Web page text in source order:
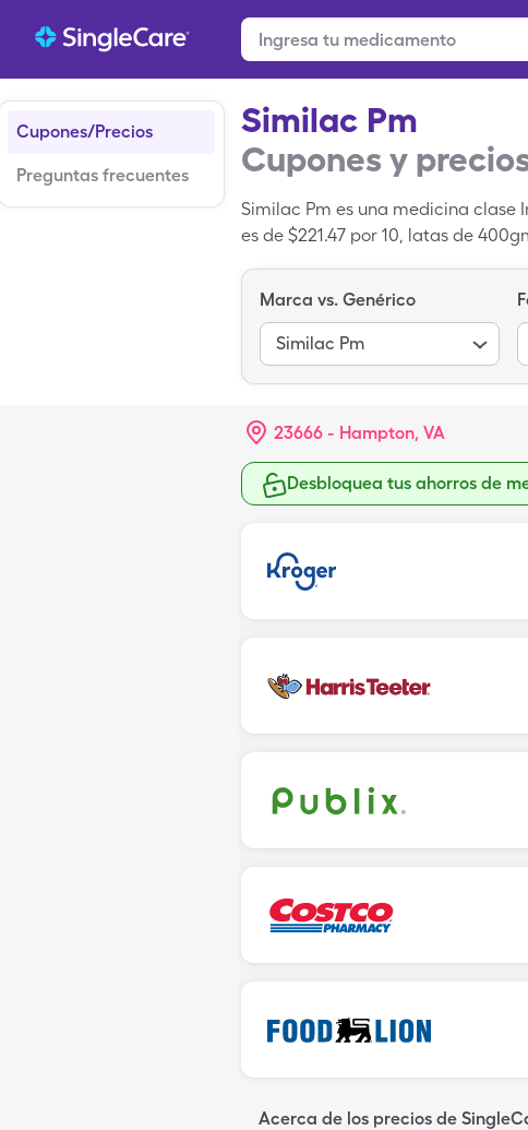
Cupones/Precios
Preguntas frecuentes
Similac Pm
Cupones y
Similac Pm es una medicina clase
es de $221.47 por 10, latas de
Marca vs. Genérico
Similac Pm
23666 - Hampton, VA
Desbloquea tus ahorros de
Acerca de los precios de